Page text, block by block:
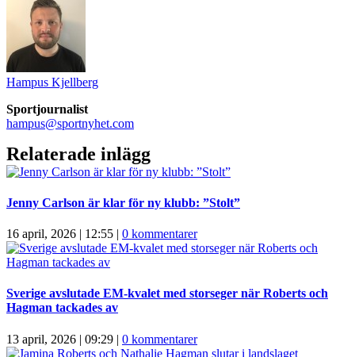
Hampus Kjellberg
Sportjournalist
hampus@sportnyhet.com
Relaterade inlägg
Jenny Carlson är klar för ny klubb: ”Stolt”
16 april, 2026 | 12:55 | 0 kommentarer
Sverige avslutade EM-kvalet med storseger när Roberts och
Hagman tackades av
13 april, 2026 | 09:29 | 0 kommentarer